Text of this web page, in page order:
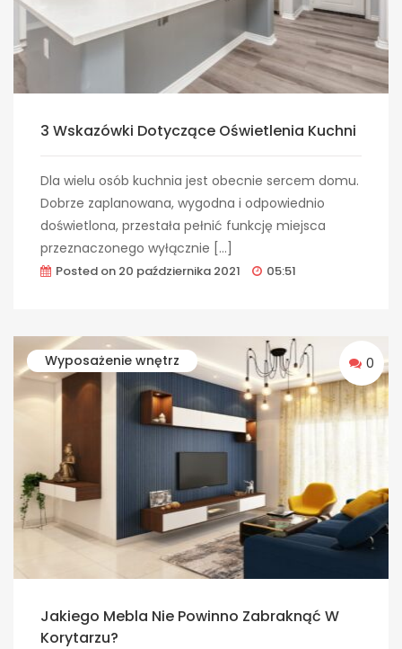
3 Wskazówki Dotyczące Oświetlenia Kuchni
Dla wielu osób kuchnia jest obecnie sercem domu.
Dobrze zaplanowana, wygodna i odpowiednio
doświetlona, przestała pełnić funkcję miejsca
przeznaczonego wyłącznie […]
Posted on 20 października 2021 05:51
Wyposażenie wnętrz 0
Jakiego Mebla Nie Powinno Zabraknąć W
Korytarzu?